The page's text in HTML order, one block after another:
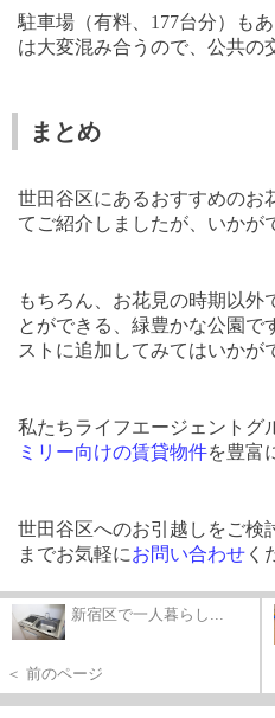
駐車場（有料、 177台分）も
は大変混み合うので、公共の
まとめ
世田谷区にあるおすすめのお
てご紹介しましたが、いかが
もちろん、お花見の時期以外
とができる、緑豊かな公園で
ストに追加してみてはいかが
私たちライフエージェントグ
ミリー向けの賃貸物件を豊富
世田谷区へのお引越しをご検
までお気軽にお問い合わせ く
新宿区で一人暮らし...
＜ 前のページ